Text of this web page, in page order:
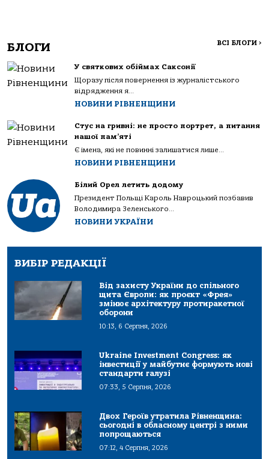
БЛОГИ ВСІ БЛОГИ >
У святкових обіймах Саксонії
Щоразу після повернення із журналістського
відрядження я...
НОВИНИ РІВНЕНЩИНИ
Стус на гривні: не просто портрет, а питання
нашої пам’яті
Є імена, які не повинні залишатися лише...
НОВИНИ РІВНЕНЩИНИ
Білий Орел летить додому
Президент Польщі Кароль Навроцький позбавив
Володимира Зеленського...
НОВИНИ УКРАЇНИ
ВИБІР РЕДАКЦІЇ
Від захисту України до спільного
щита Європи: як проєкт «Фрея»
змінює архітектуру протиракетної
оборони
10:13, 6 Серпня, 2026
Ukraine Investment Congress: як
інвестиції у майбутнє формують нові
стандарти галузі
07:33, 5 Серпня, 2026
Двох Героїв утратила Рівненщина:
сьогодні в обласному центрі з ними
попрощаються
07:12, 4 Серпня, 2026